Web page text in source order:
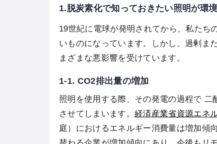
1.脱炭素化で知っておきたい照明が環
19世紀に電球が発明されてから、私たち
いものになっています。しかし、過剰ま
まざまな悪影響を受けています。
1-1. CO2排出量の増加
照明を使用する際、その発電の過程で
させてしまいます。経済産業省資源エネ
庭）におけるエネルギー消費量は増加傾